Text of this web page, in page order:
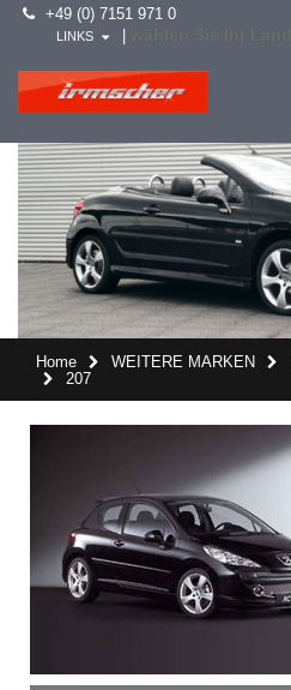
+49 (0) 7151 971 0
LINKS
Home WEITERE MARKEN
207